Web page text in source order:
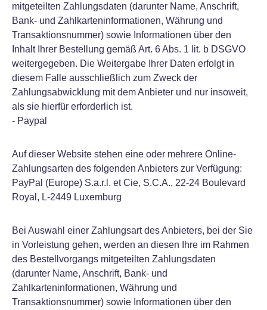
mitgeteilten Zahlungsdaten (darunter Name, Anschrift,
Bank- und Zahlkarteninformationen, Währung und
Transaktionsnummer) sowie Informationen über den
Inhalt Ihrer Bestellung gemäß Art. 6 Abs. 1 lit. b DSGVO
weitergegeben. Die Weitergabe Ihrer Daten erfolgt in
diesem Falle ausschließlich zum Zweck der
Zahlungsabwicklung mit dem Anbieter und nur insoweit,
als sie hierfür erforderlich ist.
- Paypal
Auf dieser Website stehen eine oder mehrere Online-
Zahlungsarten des folgenden Anbieters zur Verfügung:
PayPal (Europe) S.a.r.l. et Cie, S.C.A., 22-24 Boulevard
Royal, L-2449 Luxemburg
Bei Auswahl einer Zahlungsart des Anbieters, bei der Sie
in Vorleistung gehen, werden an diesen Ihre im Rahmen
des Bestellvorgangs mitgeteilten Zahlungsdaten
(darunter Name, Anschrift, Bank- und
Zahlkarteninformationen, Währung und
Transaktionsnummer) sowie Informationen über den